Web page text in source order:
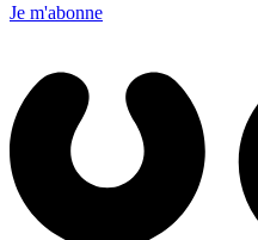
Je m'abonne